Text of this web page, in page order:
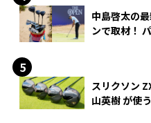
中島啓太の
ンで取材！
スリクソン
山英樹 が使